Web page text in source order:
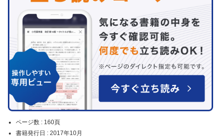
ページ数 : 160頁
書籍発行日 : 2017年10月